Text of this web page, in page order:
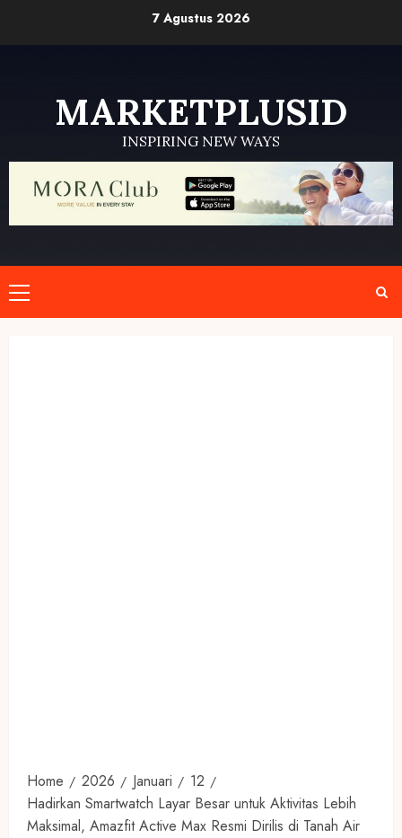
7 Agustus 2026
MARKETPLUSID
INSPIRING NEW WAYS
Primary
Menu
Home 2026 Januari
12
Hadirkan Smartwatch Layar Besar untuk Aktivitas Lebih
Maksimal, Amazfit Active Max Resmi Dirilis di Tanah Air